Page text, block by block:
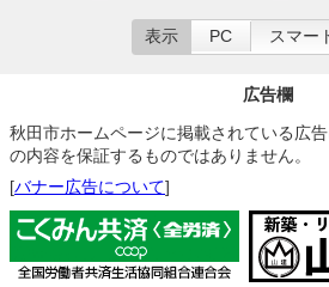
表示 PC スマー
広告欄
秋田市ホームページに掲載されている広
の内容を保証するものではありません。
[バナー広告について]